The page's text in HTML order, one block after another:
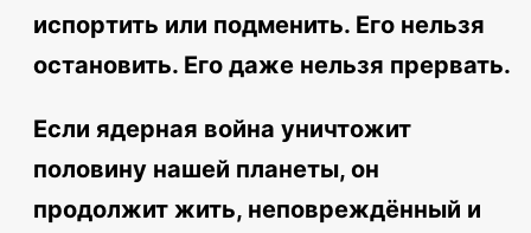
испортить или подменить. Его нельзя
остановить. Его даже нельзя прервать.
Если ядерная война уничтожит
половину нашей планеты, он
продолжит жить, неповреждённый и